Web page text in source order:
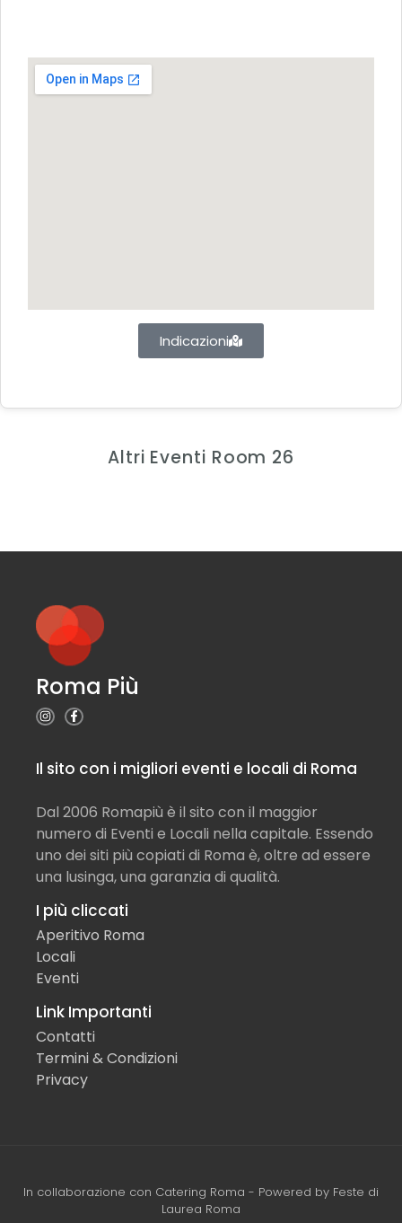
Indicazioni
Altri Eventi Room 26
Roma Più
Il sito con i migliori eventi e locali di Roma
Dal 2006 Romapiù è il sito con il maggior
numero di Eventi e Locali nella capitale. Essendo
uno dei siti più copiati di Roma è, oltre ad essere
una lusinga, una garanzia di qualità.
I più cliccati
Aperitivo Roma
Locali
Eventi
Link Importanti
Contatti
Termini & Condizioni
Privacy
In collaborazione con Catering Roma - Powered by Feste di
Laurea Roma